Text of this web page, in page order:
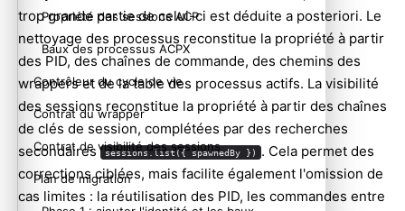
trop grande partie de celui-ci est déduite a posteriori. Le
nettoyage des processus reconstitue la propriété à partir
des PID, des chaînes de commande, des chemins des
wrappers et de la table des processus actifs. La visibilité
des sessions reconstitue la propriété à partir des chaînes
de clés de session, complétées par des recherches
secondaires sessions.list({ spawnedBy }) . Cela permet des
corrections ciblées, mais facilite également l'omission de
cas limites : la réutilisation des PID, les commandes entre
Propriété des sessions ACP
Baux des processus ACPX
Contrôleur du cycle de vie
Contrat du wrapper
Contrat de visibilité des sessions
Plan de migration